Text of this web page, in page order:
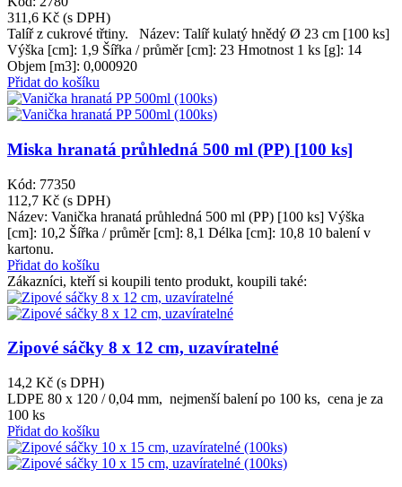
311,6 Kč (s DPH)
Talíř z cukrové třtiny. Název: Talíř kulatý hnědý Ø 23 cm [100 ks]
Výška [cm]: 1,9 Šířka / průměr [cm]: 23 Hmotnost 1 ks [g]: 14
Objem [m3]: 0,000920
Přidat do košíku
Miska hranatá průhledná 500 ml (PP) [100 ks]
Kód: 77350
112,7 Kč (s DPH)
Název: Vanička hranatá průhledná 500 ml (PP) [100 ks] Výška
[cm]: 10,2 Šířka / průměr [cm]: 8,1 Délka [cm]: 10,8 10 balení v
kartonu.
Přidat do košíku
Zákazníci, kteří si koupili tento produkt, koupili také:
Zipové sáčky 8 x 12 cm, uzavíratelné
14,2 Kč (s DPH)
LDPE 80 x 120 / 0,04 mm, nejmenší balení po 100 ks, cena je za
100 ks
Přidat do košíku